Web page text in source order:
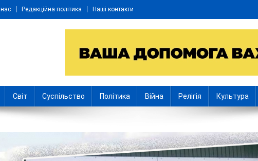
Редакційна політика Наші контакти
Світ Суспільство Політика Війна Релігія Культура